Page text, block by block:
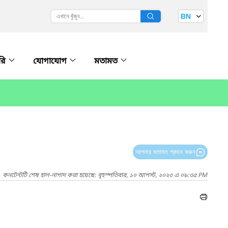
BN
যোগাযোগ মতামত
আপনার মতামত প্রদান করুন
কনটেন্টটি শেষ হাল-নাগাদ করা হয়েছে: বৃহস্পতিবার, ১০ আগস্ট, ২০২৩ এ ০৯:৩৫ PM